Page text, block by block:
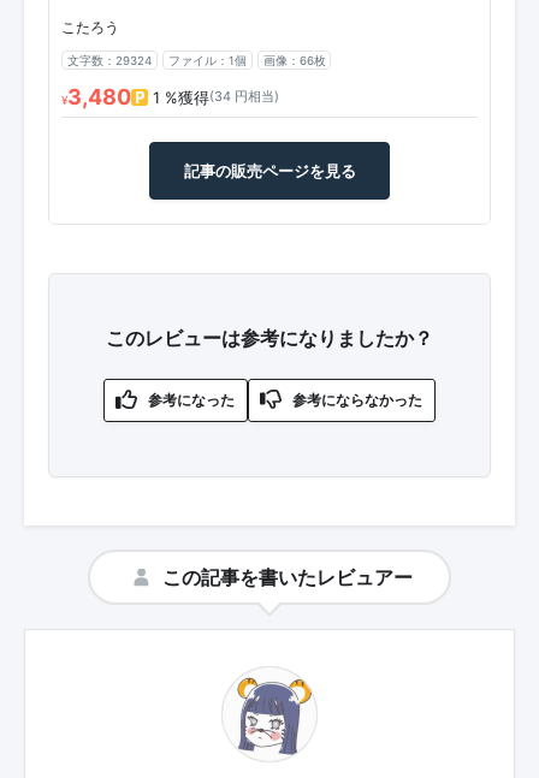
こたろう
文字数：29324 ファイル：1個 画像：66枚
¥3,480 1 %獲得(34 円相当)
記事の販売ページを見る
このレビューは参考になりましたか？
この記事を書いたレビュアー